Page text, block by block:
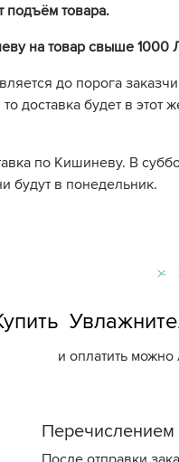
подъём товара.
на товар свыше 1000
до порога
доставка будет в этот
по Кишиневу. В
будут в понедельник.
и оплатить
Перечислением